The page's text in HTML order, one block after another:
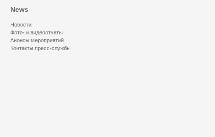
News
Новости
Фото- и видеоотчеты
Анонсы мероприятий
Контакты пресс-службы